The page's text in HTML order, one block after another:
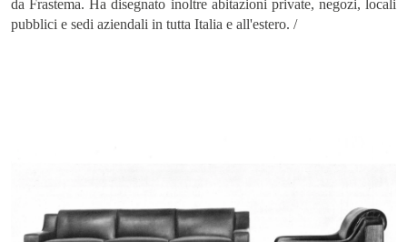
COLLEZIONI
LANGUAGE -IT EN
da Frastema. Ha disegnato inoltre abitazioni private, negozi, locali
pubblici e sedi aziendali in tutta Italia e all'estero. /